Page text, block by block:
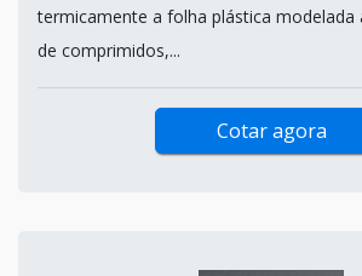
termicamente a folha plástica modelada
de comprimidos,...
Cotar agora